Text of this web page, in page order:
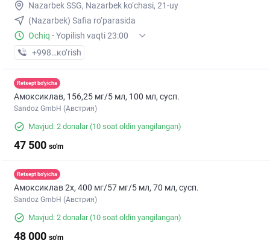
Nazarbek SSG, Nazarbek ko‘chasi, 21-uy
(Nazarbek) Safia ro‘parasida
Ochiq · Yopilish vaqti 23:00
+998 (92) XXX-XX-XX
кo’rish
Retsept bo'yicha
Амоксиклав, 156,25 мг/5 мл, 100 мл, сусп.
Sandoz GmbH (Австрия)
Mavjud: 2 donalar(10 soat oldin yangilangan)
47 500 so'm
Retsept bo'yicha
Амоксиклав 2х, 400 мг/57 мг/5 мл, 70 мл, сусп.
Sandoz GmbH (Австрия)
Mavjud: 2 donalar(10 soat oldin yangilangan)
48 000 so'm